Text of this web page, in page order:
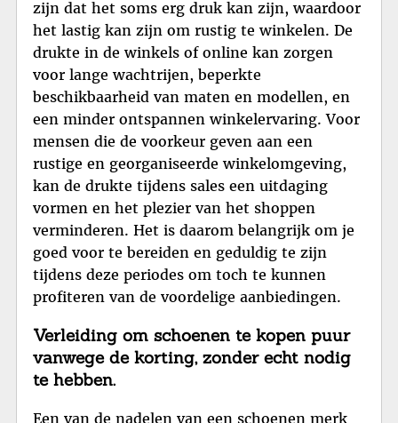
zijn dat het soms erg druk kan zijn, waardoor
het lastig kan zijn om rustig te winkelen. De
drukte in de winkels of online kan zorgen
voor lange wachtrijen, beperkte
beschikbaarheid van maten en modellen, en
een minder ontspannen winkelervaring. Voor
mensen die de voorkeur geven aan een
rustige en georganiseerde winkelomgeving,
kan de drukte tijdens sales een uitdaging
vormen en het plezier van het shoppen
verminderen. Het is daarom belangrijk om je
goed voor te bereiden en geduldig te zijn
tijdens deze periodes om toch te kunnen
profiteren van de voordelige aanbiedingen.
Verleiding om schoenen te kopen puur
vanwege de korting, zonder echt nodig
te hebben.
Een van de nadelen van een schoenen merk